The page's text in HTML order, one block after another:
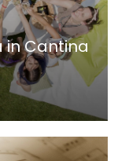
in Cantina